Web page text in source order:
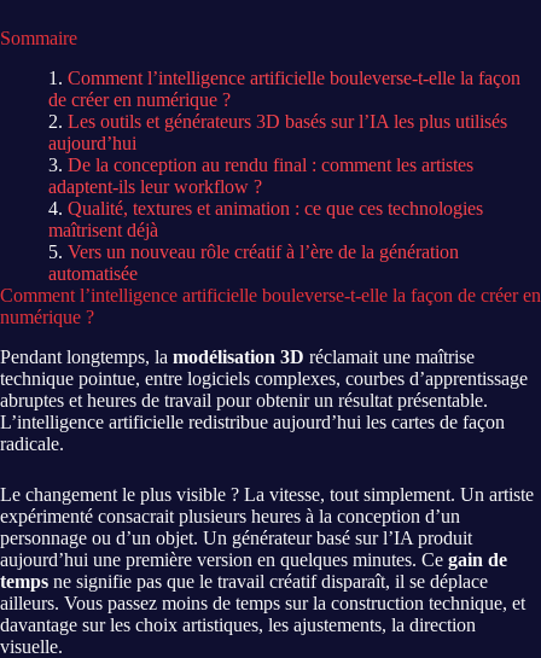
Sommaire
Comment l’intelligence artificielle bouleverse-t-elle la façon
de créer en numérique ?
Les outils et générateurs 3D basés sur l’IA les plus utilisés
aujourd’hui
De la conception au rendu final : comment les artistes
adaptent-ils leur workflow ?
Qualité, textures et animation : ce que ces technologies
maîtrisent déjà
Vers un nouveau rôle créatif à l’ère de la génération
automatisée
Comment l’intelligence artificielle bouleverse-t-elle la façon de créer en
numérique ?
Pendant longtemps, la modélisation 3D réclamait une maîtrise
technique pointue, entre logiciels complexes, courbes d’apprentissage
abruptes et heures de travail pour obtenir un résultat présentable.
L’intelligence artificielle redistribue aujourd’hui les cartes de façon
radicale.
Le changement le plus visible ? La vitesse, tout simplement. Un artiste
expérimenté consacrait plusieurs heures à la conception d’un
personnage ou d’un objet. Un générateur basé sur l’IA produit
aujourd’hui une première version en quelques minutes. Ce gain de
temps ne signifie pas que le travail créatif disparaît, il se déplace
ailleurs. Vous passez moins de temps sur la construction technique, et
davantage sur les choix artistiques, les ajustements, la direction
visuelle.